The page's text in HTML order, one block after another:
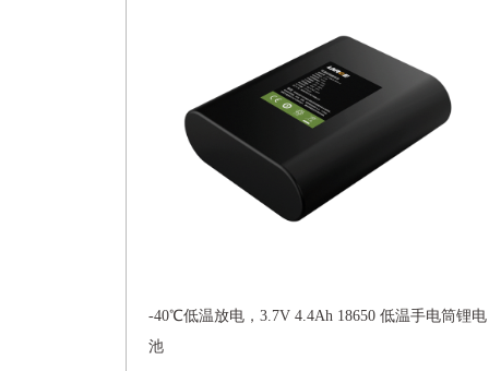
-40℃低温放电，3.7V 4.4Ah 18650 低温手电筒锂电
池